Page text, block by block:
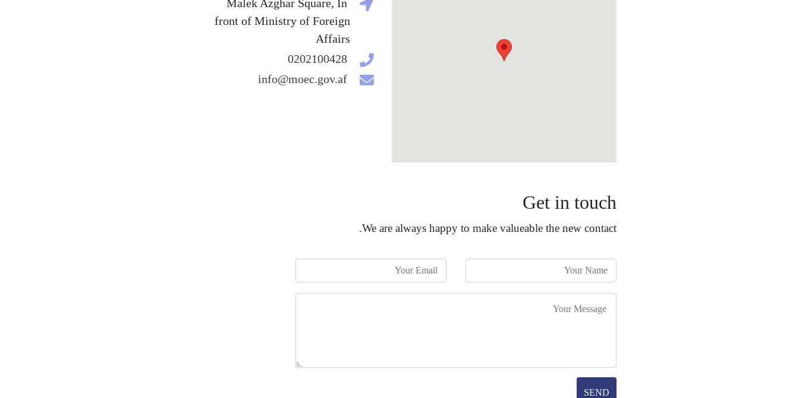
Malek Azghar Square, In
front of Ministry of Foreign
Affairs
0202100428
info@moec.gov.af
Get in touch
We are always happy to make valueable the new contact.
Your Name
Your Email
SEND